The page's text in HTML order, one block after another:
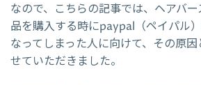
なので、こちらの記事では、ヘアバ
品を購入する時にpaypal（ペイパル
なってしまった人に向けて、その原
せていただきました。